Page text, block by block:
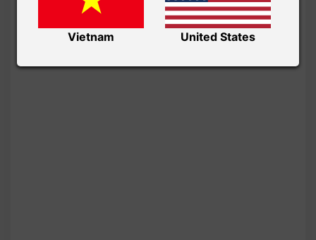
Vietnam United States